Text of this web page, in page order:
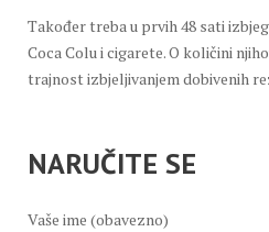
Također treba u prvih 48 sati
Coca Colu i cigarete. O količini
trajnost izbjeljivanjem dobivenih
NARUČITE SE
Vaše ime (obavezno)